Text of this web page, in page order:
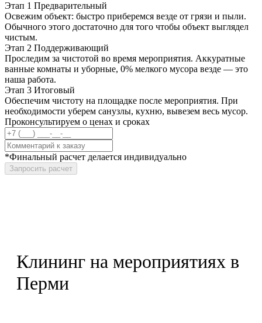
Этап 1 Предварительный
Освежим объект: быстро приберемся везде от грязи и пыли.
Обычного этого достаточно для того чтобы объект выглядел
чистым.
Этап 2 Поддерживающий
Проследим за чистотой во время мероприятия. Аккуратные
ванные комнаты и уборные, 0% мелкого мусора везде — это
наша работа.
Этап 3 Итоговый
Обеспечим чистоту на площадке после мероприятия. При
необходимости уберем санузлы, кухню, вывезем весь мусор.
Проконсультируем о ценах и сроках
*Финальный расчет делается индивидуально
Запросить расчет
Клининг на мероприятиях в
Перми